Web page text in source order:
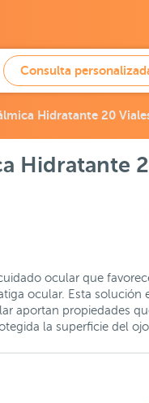
Consulta
Hidratante 20
Hidratante
ocular que
ocular. Esta solución
aportan propiedades
la superficie del ojo.